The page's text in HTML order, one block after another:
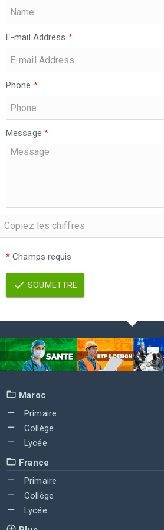
E-mail Address *
Phone *
Message *
* Champs requis
SOUMETTRE
Maroc
Primaire
Collège
Lycée
France
Primaire
Collège
Lycée